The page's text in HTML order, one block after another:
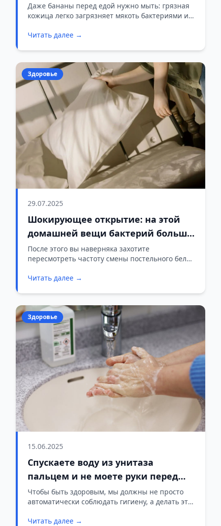
Даже бананы перед едой нужно мыть: грязная
кожица легко загрязняет мякоть бактериями и
Читать далее →
Здоровье
29.07.2025
Шокирующее открытие: на этой
домашней вещи бактерий больше,
чем на сиденье унитаза
После этого вы наверняка захотите
пересмотреть частоту смены постельного белья
Читать далее →
Здоровье
15.06.2025
Спускаете воду из унитаза
пальцем и не моете руки перед
посещением туалета: 6
распространенных ошибок личной
гигиены
Чтобы быть здоровым, мы должны не просто
автоматически соблюдать гигиену, а делать это
Читать далее →